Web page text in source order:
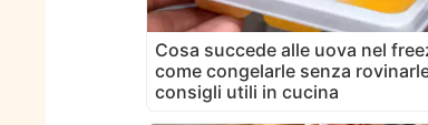
Cosa succede alle uova nel
come congelarle senza
consigli utili in cucina